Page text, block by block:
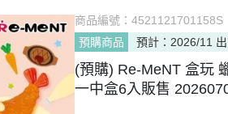
翻轉模玩
Legendary系列
PIXEL ADVENTURE
NEXT系列
商品編號：4521121701158S
預購商品
預計：2026/11
(預購) Re-MeNT 盒玩
一中盒6入販售